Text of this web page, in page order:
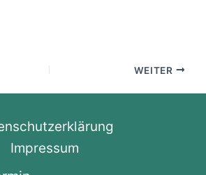
WEITER
Impressum